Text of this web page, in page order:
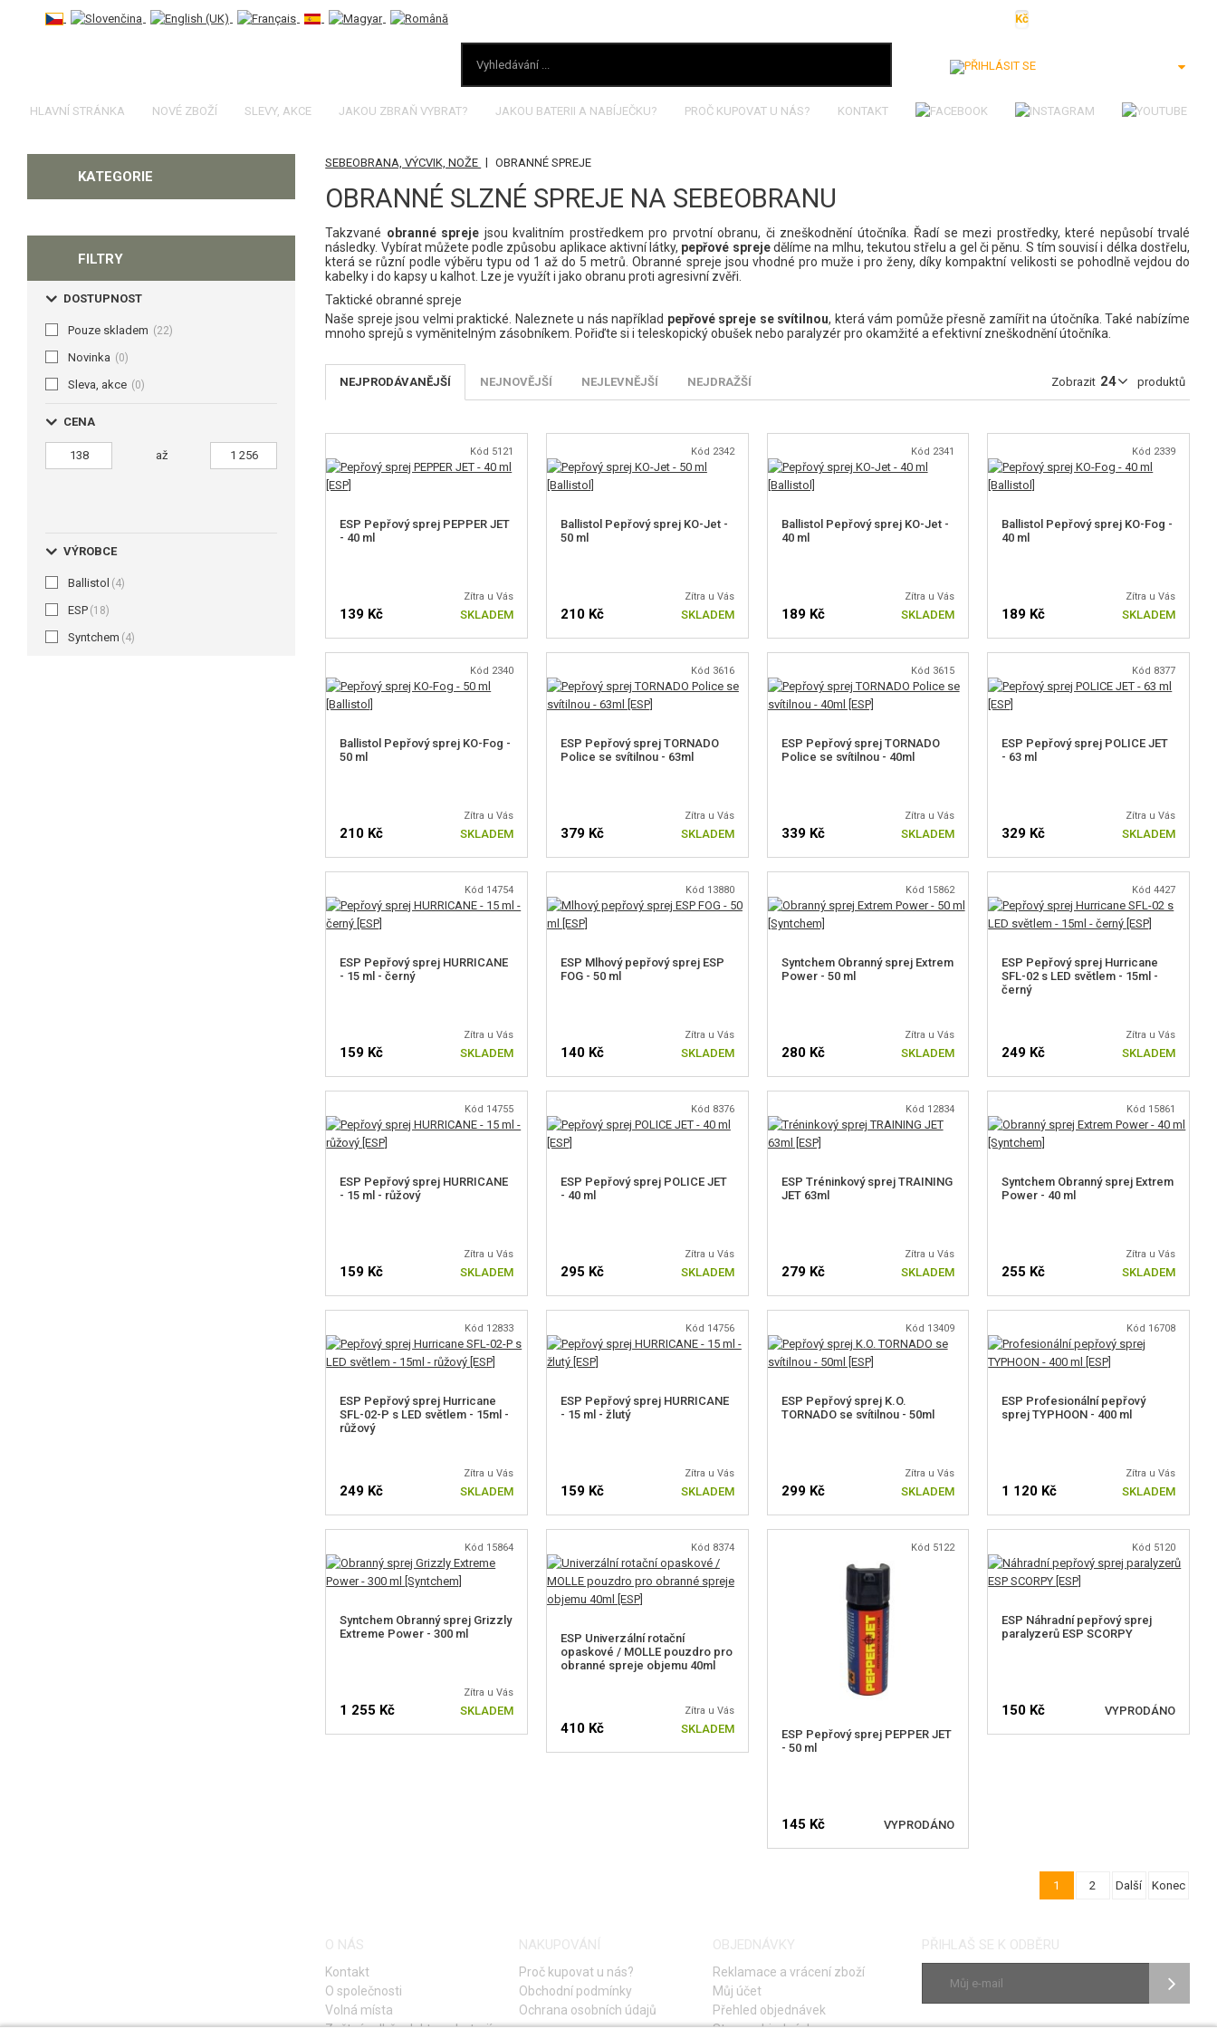
Kč
HLAVNÍ STRÁNKA NOVÉ ZBOŽÍ SLEVY, AKCE JAKOU ZBRAŇ VYBRAT? JAKOU BATERII A NABÍJEČKU? PROČ KUPOVAT U NÁS? KONTAKT
KATEGORIE
FILTRY
DOSTUPNOST
Pouze skladem (22)
Novinka (0)
Sleva, akce (0)
CENA
až
VÝROBCE
Ballistol (4)
ESP (18)
Syntchem (4)
SEBEOBRANA, VÝCVIK, NOŽE | OBRANNÉ SPREJE
OBRANNÉ SLZNÉ SPREJE NA SEBEOBRANU
Takzvané obranné spreje jsou kvalitním prostředkem pro prvotní obranu, či zneškodnění útočníka. Řadí se mezi prostředky, které nepůsobí trvalé
následky. Vybírat můžete podle způsobu aplikace aktivní látky, pepřové sprejedělíme na mlhu, tekutou střelu a gel či pěnu. S tím souvisí i délka dostřelu,
která se různí podle výběru typu od 1 až do 5 metrů. Obranné spreje jsou vhodné pro muže i pro ženy, díky kompaktní velikosti se pohodlně vejdou do
kabelky i do kapsy u kalhot. Lze je využít i jako obranu proti agresivní zvěři.
Taktické obranné spreje
Naše spreje jsou velmi praktické. Naleznete u nás například pepřové spreje se svítilnou, která vám pomůže přesně zamířit na útočníka. Také nabízíme
mnoho sprejů s vyměnitelným zásobníkem. Pořiďte si iteleskopický obušekneboparalyzérpro okamžité a efektivní zneškodnění útočníka.
Zobrazit produktů
NEJPRODÁVANĚJŠÍ NEJNOVĚJŠÍ NEJLEVNĚJŠÍ NEJDRAŽŠÍ
Kód 5121
ESP Pepřový sprej PEPPER JET
- 40 ml
Zítra u Vás
139 Kč SKLADEM
Kód 2342
Ballistol Pepřový sprej KO-Jet -
50 ml
Zítra u Vás
210 Kč SKLADEM
Kód 2341
Ballistol Pepřový sprej KO-Jet -
40 ml
Zítra u Vás
189 Kč SKLADEM
Kód 2339
Ballistol Pepřový sprej KO-Fog -
40 ml
Zítra u Vás
189 Kč SKLADEM
Kód 2340
Ballistol Pepřový sprej KO-Fog -
50 ml
Zítra u Vás
210 Kč SKLADEM
Kód 3616
ESP Pepřový sprej TORNADO
Police se svítilnou - 63ml
Zítra u Vás
379 Kč SKLADEM
Kód 3615
ESP Pepřový sprej TORNADO
Police se svítilnou - 40ml
Zítra u Vás
339 Kč SKLADEM
Kód 8377
ESP Pepřový sprej POLICE JET
- 63 ml
Zítra u Vás
329 Kč SKLADEM
Kód 14754
ESP Pepřový sprej HURRICANE
- 15 ml - černý
Zítra u Vás
159 Kč SKLADEM
Kód 13880
ESP Mlhový pepřový sprej ESP
FOG - 50 ml
Zítra u Vás
140 Kč SKLADEM
Kód 15862
Syntchem Obranný sprej Extrem
Power - 50 ml
Zítra u Vás
280 Kč SKLADEM
Kód 4427
ESP Pepřový sprej Hurricane
SFL-02 s LED světlem - 15ml -
černý
Zítra u Vás
249 Kč SKLADEM
Kód 14755
ESP Pepřový sprej HURRICANE
- 15 ml - růžový
Zítra u Vás
159 Kč SKLADEM
Kód 8376
ESP Pepřový sprej POLICE JET
- 40 ml
Zítra u Vás
295 Kč SKLADEM
Kód 12834
ESP Tréninkový sprej TRAINING
JET 63ml
Zítra u Vás
279 Kč SKLADEM
Kód 15861
Syntchem Obranný sprej Extrem
Power - 40 ml
Zítra u Vás
255 Kč SKLADEM
Kód 12833
ESP Pepřový sprej Hurricane
SFL-02-P s LED světlem - 15ml -
růžový
Zítra u Vás
249 Kč SKLADEM
Kód 14756
ESP Pepřový sprej HURRICANE
- 15 ml - žlutý
Zítra u Vás
159 Kč SKLADEM
Kód 13409
ESP Pepřový sprej K.O.
TORNADO se svítilnou - 50ml
Zítra u Vás
299 Kč SKLADEM
Kód 16708
ESP Profesionální pepřový
sprej TYPHOON - 400 ml
Zítra u Vás
1 120 Kč SKLADEM
Kód 15864
Syntchem Obranný sprej Grizzly
Extreme Power - 300 ml
Zítra u Vás
1 255 Kč SKLADEM
Kód 8374
ESP Univerzální rotační
opaskové / MOLLE pouzdro pro
obranné spreje objemu 40ml
Zítra u Vás
410 Kč SKLADEM
Kód 5122
ESP Pepřový sprej PEPPER JET
- 50 ml
145 Kč VYPRODÁNO
Kód 5120
ESP Náhradní pepřový sprej
paralyzerů ESP SCORPY
150 Kč VYPRODÁNO
1 2 Další Konec
O NÁS
Kontakt
O společnosti
Volná místa
NAKUPOVÁNÍ
Proč kupovat u nás?
Obchodní podmínky
Ochrana osobních údajů
OBJEDNÁVKY
Reklamace a vrácení zboží
Můj účet
Přehled objednávek
PŘIHLAŠ SE K ODBĚRU